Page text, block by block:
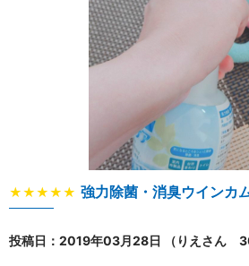
★★★★★ 強力除菌・消臭ウインカ
投稿日：2019年03月28日 （りえさん